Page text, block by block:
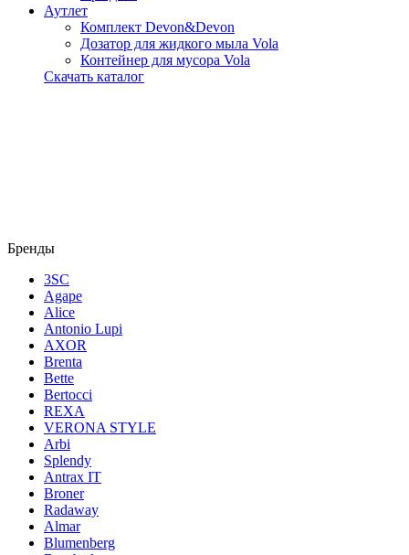
Аутлет
Комплект Devon&Devon
Дозатор для жидкого мыла Vola
Контейнер для мусора Vola
Скачать каталог
Бренды
3SC
Agape
Alice
Antonio Lupi
AXOR
Brenta
Bette
Bertocci
REXA
VERONA STYLE
Arbi
Splendy
Antrax IT
Broner
Radaway
Almar
Blumenberg